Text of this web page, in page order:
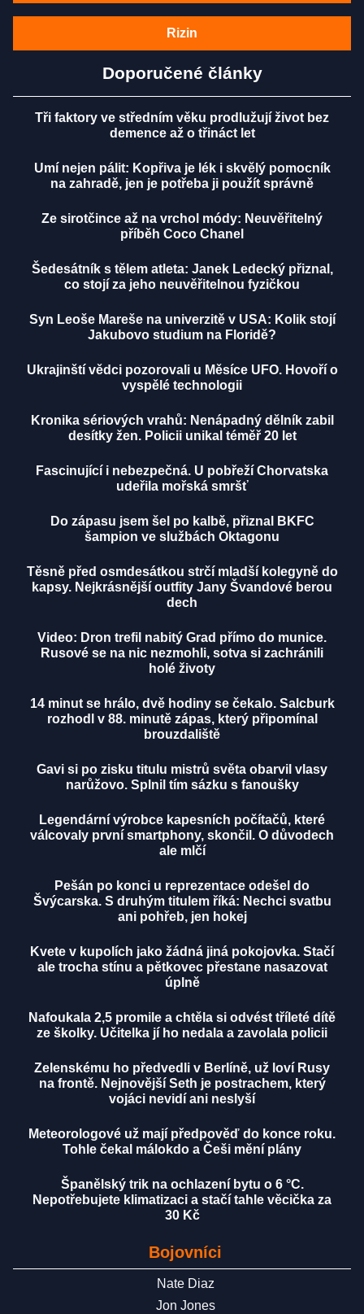
Rizin
Doporučené články
Tři faktory ve středním věku prodlužují život bez
demence až o třináct let
Umí nejen pálit: Kopřiva je lék i skvělý pomocník
na zahradě, jen je potřeba ji použít správně
Ze sirotčince až na vrchol módy: Neuvěřitelný
příběh Coco Chanel
Šedesátník s tělem atleta: Janek Ledecký přiznal,
co stojí za jeho neuvěřitelnou fyzičkou
Syn Leoše Mareše na univerzitě v USA: Kolik stojí
Jakubovo studium na Floridě?
Ukrajinští vědci pozorovali u Měsíce UFO. Hovoří o
vyspělé technologii
Kronika sériových vrahů: Nenápadný dělník zabil
desítky žen. Policii unikal téměř 20 let
Fascinující i nebezpečná. U pobřeží Chorvatska
udeřila mořská smršť
Do zápasu jsem šel po kalbě, přiznal BKFC
šampion ve službách Oktagonu
Těsně před osmdesátkou strčí mladší kolegyně do
kapsy. Nejkrásnější outfity Jany Švandové berou
dech
Video: Dron trefil nabitý Grad přímo do munice.
Rusové se na nic nezmohli, sotva si zachránili
holé životy
14 minut se hrálo, dvě hodiny se čekalo. Salcburk
rozhodl v 88. minutě zápas, který připomínal
brouzdaliště
Gavi si po zisku titulu mistrů světa obarvil vlasy
narůžovo. Splnil tím sázku s fanoušky
Legendární výrobce kapesních počítačů, které
válcovaly první smartphony, skončil. O důvodech
ale mlčí
Pešán po konci u reprezentace odešel do
Švýcarska. S druhým titulem říká: Nechci svatbu
ani pohřeb, jen hokej
Kvete v kupolích jako žádná jiná pokojovka. Stačí
ale trocha stínu a pětkovec přestane nasazovat
úplně
Nafoukala 2,5 promile a chtěla si odvést tříleté dítě
ze školky. Učitelka jí ho nedala a zavolala policii
Zelenskému ho předvedli v Berlíně, už loví Rusy
na frontě. Nejnovější Seth je postrachem, který
vojáci nevidí ani neslyší
Meteorologové už mají předpověď do konce roku.
Tohle čekal málokdo a Češi mění plány
Španělský trik na ochlazení bytu o 6 °C.
Nepotřebujete klimatizaci a stačí tahle věcička za
30 Kč
Bojovníci
Nate Diaz
Jon Jones